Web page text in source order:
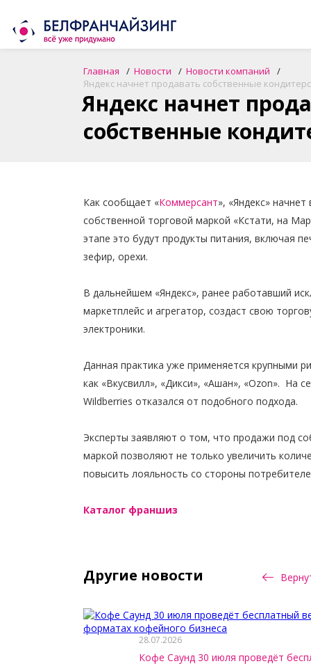
Главная Новости
Новости компаний
Яндекс начнет продавать собственные
Яндекс начнет
собственные
Как сообщает «Коммерсант», «Яндекс»
собственной торговой маркой «Кстати, на
этапе это будут продукты питания, включая
зефир, орехи.
В дальнейшем «Яндекс», ранее работавший
маркетплейс и агрегатор, создаст свою
электроники.
Данная практика уже применяется крупными
как «Вкусвилл», «Дикси», «Ашан», «Ozon». На
Wildberries отказался от подобного подхода.
Эксперты заявляют о том, что продажи под
маркой позволяют не только увеличить
повысить лояльность со стороны
Каталог франшиз
Другие новости
28.07.2026
Кофе Саунд 30 июля проведёт